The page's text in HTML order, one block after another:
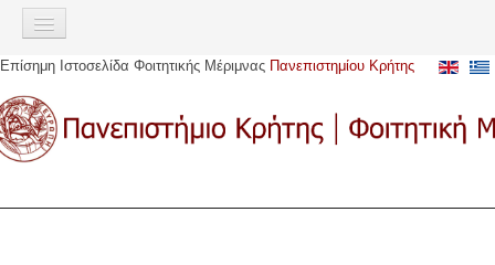
Σημείωση:
Αυτός
ιστότοπος
περιλαμβάνει
ένα
σύστημα
προσβασιμότητας.
Επίσημη Ιστοσελίδα Φοιτητικής Μέριμνας Πανεπιστημίου Κρήτης
ΠΑΡΟΧΈΣ